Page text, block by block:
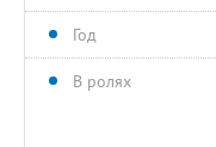
Год
В ролях